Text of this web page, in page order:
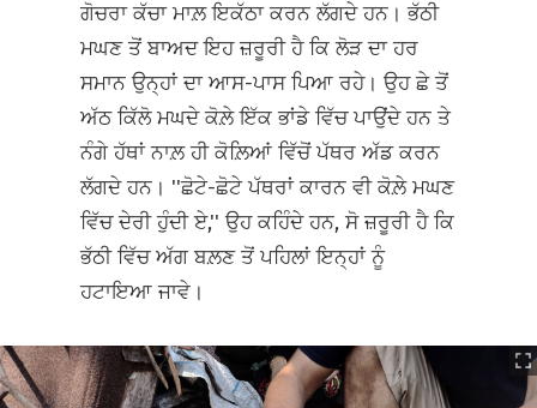
ਗੋਚਰਾ ਕੱਚਾ ਮਾਲ਼ ਇਕੱਠਾ ਕਰਨ ਲੱਗਦੇ ਹਨ। ਭੱਠੀ
ਮਘਣ ਤੋਂ ਬਾਅਦ ਇਹ ਜ਼ਰੂਰੀ ਹੈ ਕਿ ਲੋੜ ਦਾ ਹਰ
ਸਮਾਨ ਉਨ੍ਹਾਂ ਦਾ ਆਸ-ਪਾਸ ਪਿਆ ਰਹੇ। ਉਹ ਛੇ ਤੋਂ
ਅੱਠ ਕਿੱਲੋ ਮਘਦੇ ਕੋਲ਼ੇ ਇੱਕ ਭਾਂਡੇ ਵਿੱਚ ਪਾਉਂਦੇ ਹਨ ਤੇ
ਨੰਗੇ ਹੱਥਾਂ ਨਾਲ਼ ਹੀ ਕੋਲ਼ਿਆਂ ਵਿੱਚੋਂ ਪੱਥਰ ਅੱਡ ਕਰਨ
ਲੱਗਦੇ ਹਨ। ''ਛੋਟੇ-ਛੋਟੇ ਪੱਥਰਾਂ ਕਾਰਨ ਵੀ ਕੋਲ਼ੇ ਮਘਣ
ਵਿੱਚ ਦੇਰੀ ਹੁੰਦੀ ਏ,'' ਉਹ ਕਹਿੰਦੇ ਹਨ, ਸੋ ਜ਼ਰੂਰੀ ਹੈ ਕਿ
ਭੱਠੀ ਵਿੱਚ ਅੱਗ ਬਲ਼ਣ ਤੋਂ ਪਹਿਲਾਂ ਇਨ੍ਹਾਂ ਨੂੰ
ਹਟਾਇਆ ਜਾਵੇ।